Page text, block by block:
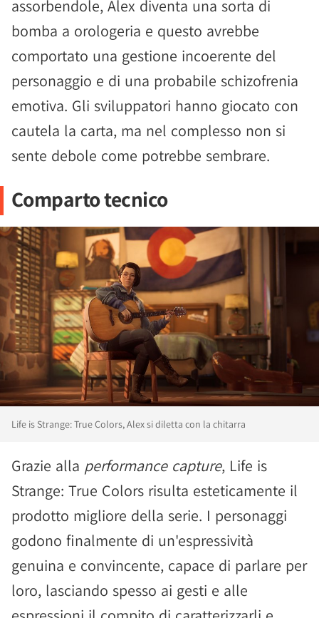
assorbendole, Alex diventa una sorta di
bomba a orologeria e questo avrebbe
comportato una gestione incoerente del
personaggio e di una probabile schizofrenia
emotiva. Gli sviluppatori hanno giocato con
cautela la carta, ma nel complesso non si
sente debole come potrebbe sembrare.
Comparto tecnico
Life is Strange: True Colors, Alex si diletta con la chitarra
Grazie alla performance capture, Life is
Strange: True Colors risulta esteticamente il
prodotto migliore della serie. I personaggi
godono finalmente di un'espressività
genuina e convincente, capace di parlare per
loro, lasciando spesso ai gesti e alle